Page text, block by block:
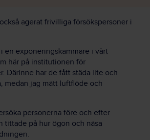
agerat frivilliga försökspersoner i
en exponeringskammare i vårt
här på institutionen för
Därinne har de fått städa lite och
medan jag mätt luftflöde och
personerna före och efter
tittade på hur ögon och näsa